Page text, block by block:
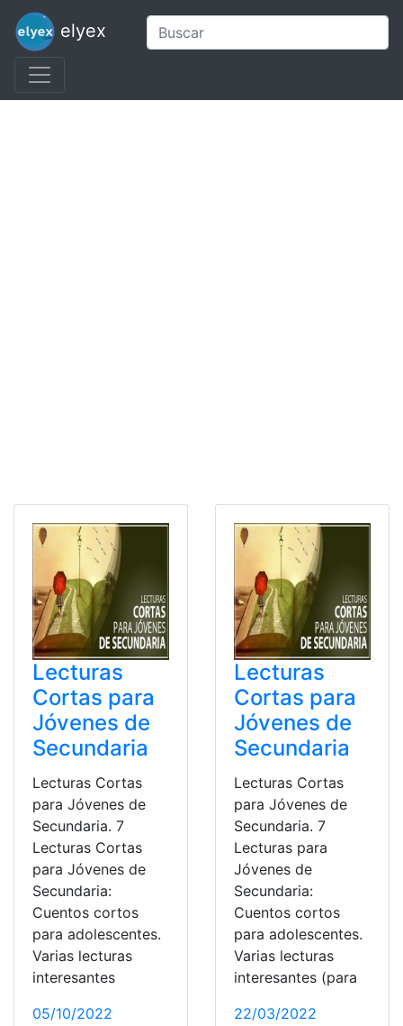
elyex
Lecturas
Cortas para
Jóvenes de
Secundaria
Lecturas Cortas
para Jóvenes de
Secundaria. 7
Lecturas Cortas
para Jóvenes de
Secundaria:
Cuentos cortos
para adolescentes.
Varias lecturas
interesantes
05/10/2022
Lecturas
Cortas para
Jóvenes de
Secundaria
Lecturas Cortas
para Jóvenes de
Secundaria. 7
Lecturas para
Jóvenes de
Secundaria:
Cuentos cortos
para adolescentes.
Varias lecturas
interesantes (para
22/03/2022